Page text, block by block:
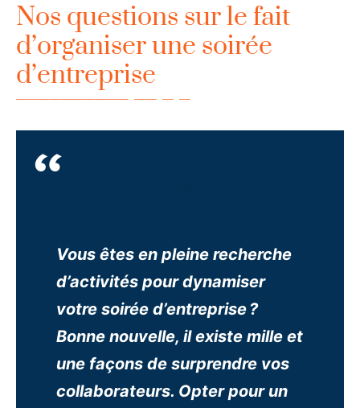
Nos questions sur le fait
d’organiser une soirée
d’entreprise
Vous êtes en pleine recherche
d’activités pour dynamiser
votre soirée d’entreprise ?
Bonne nouvelle, il existe mille et
une façons de surprendre vos
collaborateurs. Opter pour un